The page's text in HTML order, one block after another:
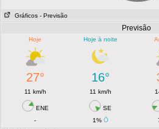
Gráficos - Previsão
Previsão
Hoje
Hoje à noite
27° 16°
11 km/h 11 km/h
ENE SE
-
1%